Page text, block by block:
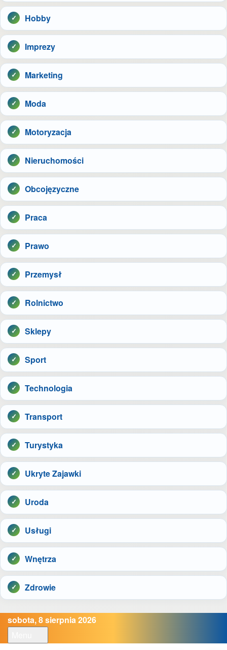
Hobby
Imprezy
Marketing
Moda
Motoryzacja
Nieruchomości
Obcojęzyczne
Praca
Prawo
Przemysł
Rolnictwo
Sklepy
Sport
Technologia
Transport
Turystyka
Ukryte Zajawki
Uroda
Usługi
Wnętrza
Zdrowie
sobota, 8 sierpnia 2026